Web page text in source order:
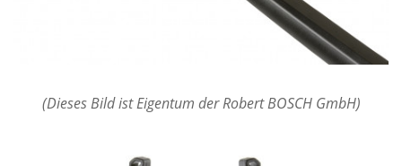
(Dieses Bild ist Eigentum der Robert BOSCH GmbH)